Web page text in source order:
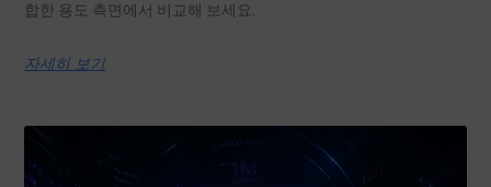
합한 용도 측면에서 비교해 보세요.
자세히 보기